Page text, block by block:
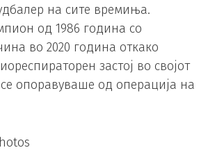
на сите времиња.
од 1986 година со
во 2020 година откако
застој во својот
опоравуваше од операција на